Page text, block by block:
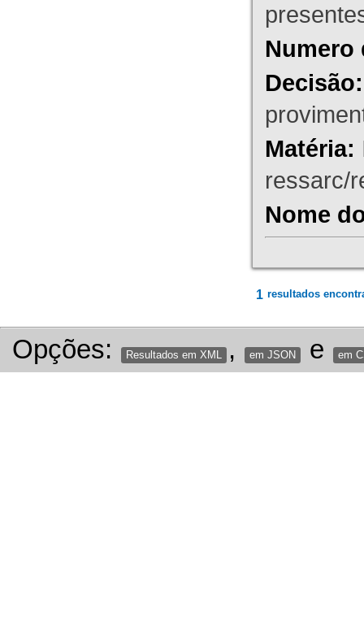
Numero
Decisão:
Matéria:
ressarc/
Nome
1 resultados
Opções: Resultados em XML , em JSON e em